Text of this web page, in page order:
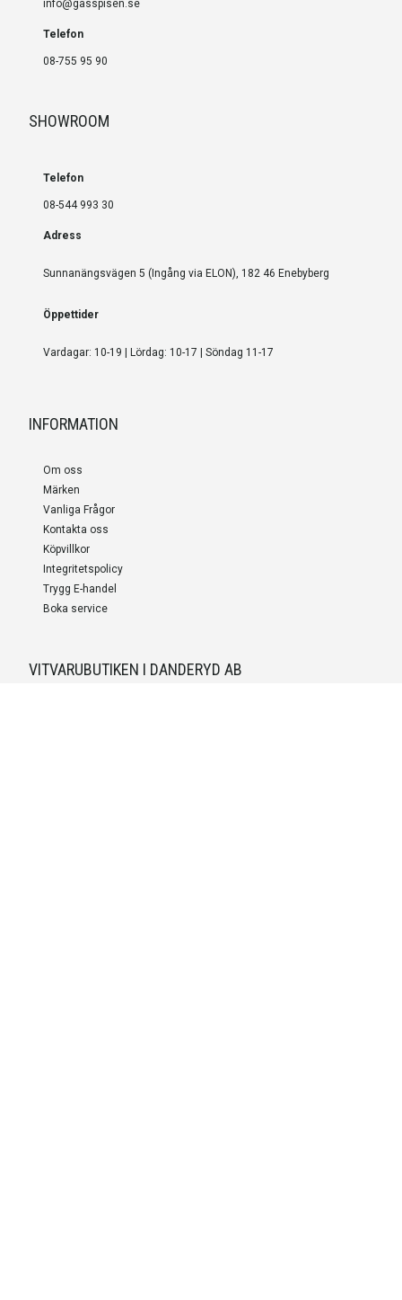
info@gasspisen.se
Telefon
08-755 95 90
SHOWROOM
Telefon
08-544 993 30
Adress
Sunnanängsvägen 5 (Ingång via ELON), 182 46 Enebyberg
Öppettider
Vardagar: 10-19 | Lördag: 10-17 | Söndag 11-17
INFORMATION
Om oss
Märken
Vanliga Frågor
Kontakta oss
Köpvillkor
Integritetspolicy
Trygg E-handel
Boka service
VITVARUBUTIKEN I DANDERYD AB